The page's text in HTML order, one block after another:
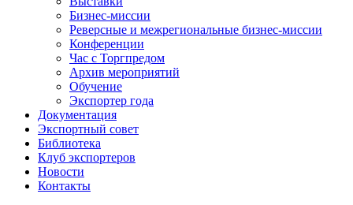
Бизнес-миссии
Реверсные и межрегиональные бизнес-миссии
Конференции
Час с Торгпредом
Архив мероприятий
Обучение
Экспортер года
Документация
Экспортный совет
Библиотека
Клуб экспортеров
Новости
Контакты